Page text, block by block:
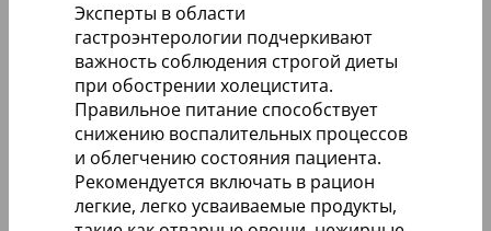
Эксперты в области
гастроэнтерологии подчеркивают
важность соблюдения строгой диеты
при обострении холецистита.
Правильное питание способствует
снижению воспалительных процессов
и облегчению состояния пациента.
Рекомендуется включать в рацион
легкие, легко усваиваемые продукты,